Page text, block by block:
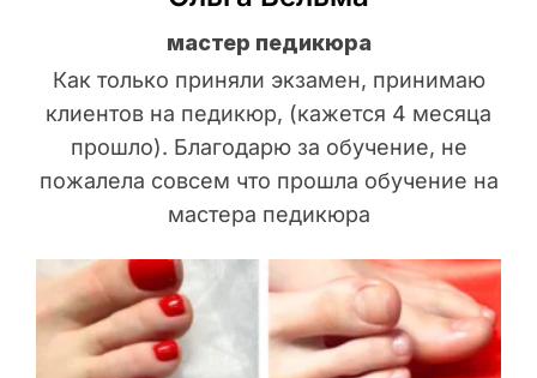
мастер педикюра
Как только приняли экзамен, принимаю
клиентов на педикюр, (кажется 4 месяца
прошло). Благодарю за обучение, не
пожалела совсем что прошла обучение на
мастера педикюра